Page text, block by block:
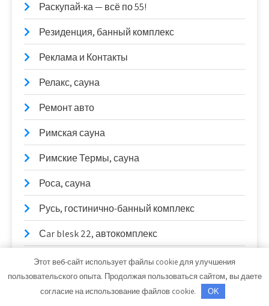
Раскупай-ка — всё по 55!
Резиденция, банный комплекс
Реклама и Контакты
Релакс, сауна
Ремонт авто
Римская сауна
Римские Термы, сауна
Роса, сауна
Русь, гостинично-банный комплекс
Сar blesk 22, автокомплекс
Салон-магазин автомасел
Санабрия, сауна
Этот веб-сайт использует файлы cookie для улучшения
пользовательского опыта. Продолжая пользоваться сайтом, вы даете
согласие на использование файлов cookie.
OK